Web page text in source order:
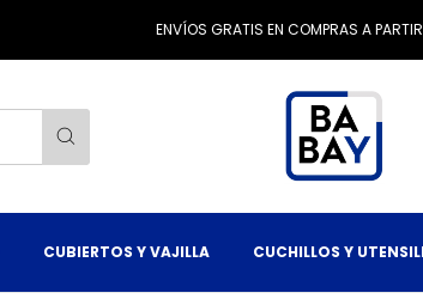
ENVÍOS GRATIS EN COMPRAS A
CUBIERTOS Y VAJILLA CUCHILLOS Y